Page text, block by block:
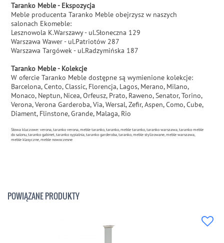
Taranko Meble - Ekspozycja
Meble producenta Taranko Meble obejrzysz w naszych
salonach Ekomeble:
Lesznowola K.Warszawy - ul.Słoneczna 129
Warszawa Wawer - ul.Patriotów 287
Warszawa Targówek - ul.Radzymińska 187
Taranko Meble - Kolekcje
W ofercie Taranko Meble dostępne są wymienione kolekcje:
Barcelona, Cento, Classic, Florencja, Lagos, Merano, Milano,
Monaco, Neptun, Nicea, Orfeusz, Prato, Raweno, Senator, Torino,
Verona, Verona Garderoba, Via, Wersal, Zefir, Aspen, Como, Cube,
Diament, Flinstone, Grande, Malaga, Rio
Słowa kluczowe: verona, taranko verona, meble taranko, taranko, meble taranko, taranko warszawa, taranko meble
do salonu, taranko gabinet, taranko sypialnia, taranko garderoba, taranko, meble stylizowane, meble warszawa,
meble klasyczne, meble nowoczesne
POWIĄZANE PRODUKTY